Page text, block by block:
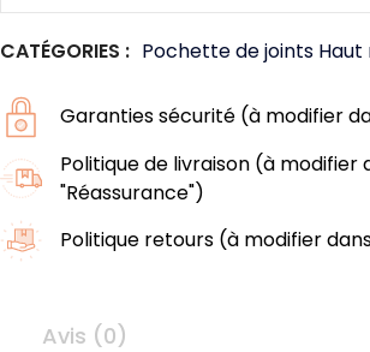
CATÉGORIES : Pochette de joints
Garanties sécurité (à modifier
Politique de livraison (à modifier
"Réassurance")
Politique retours (à modifier
Avis (0)